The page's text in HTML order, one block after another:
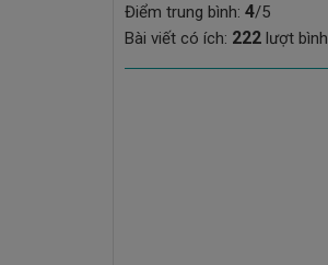
Điểm trung bình: 4/5
Bài viết có ích: 222lượt